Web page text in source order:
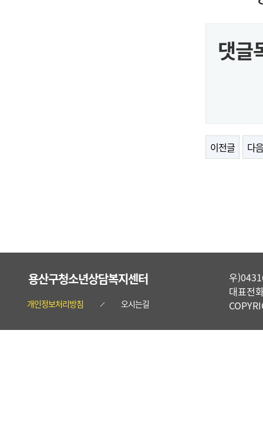
댓글
이전글 다
용산구청소년상담복지센터
개인정보처리방침 오시는길
우
대표전